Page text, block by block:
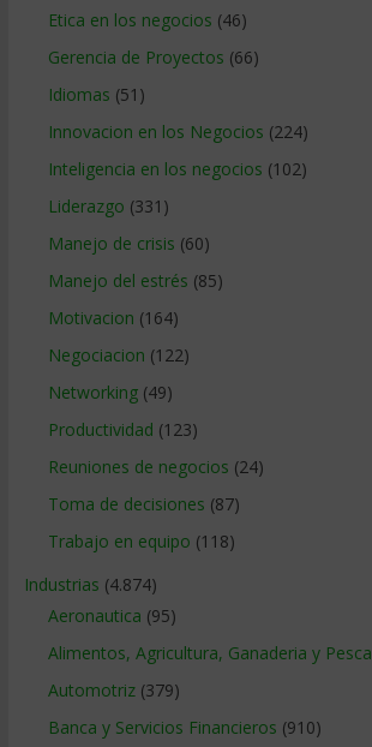
Etica en los negocios (46)
Gerencia de Proyectos (66)
Idiomas (51)
Innovacion en los Negocios (224)
Inteligencia en los negocios (102)
Liderazgo (331)
Manejo de crisis (60)
Manejo del estrés (85)
Motivacion (164)
Negociacion (122)
Networking(49)
Productividad (123)
Reuniones de negocios (24)
Toma de decisiones (87)
Trabajo en equipo (118)
Industrias (4.874)
Aeronautica (95)
Alimentos, Agricultura, Ganaderia y Pesca
Automotriz(379)
Banca y Servicios Financieros (910)